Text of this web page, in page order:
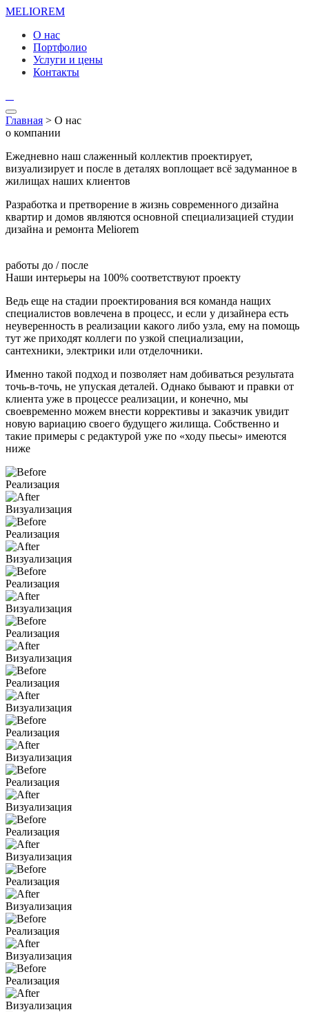
MELIOREM
О нас
Портфолио
Услуги и цены
Контакты
Главная > О нас
о компании
Ежедневно наш слаженный коллектив проектирует,
визуализирует и после в деталях воплощает всё задуманное в
жилищах наших клиентов
Разработка и претворение в жизнь современного дизайна
квартир и домов являются основной специализацией студии
дизайна и ремонта Meliorem
работы до / после
Наши интерьеры на 100% соответствуют проекту
Ведь еще на стадии проектирования вся команда нащих
специалистов вовлечена в процесс, и если у дизайнера есть
неуверенность в реализации какого либо узла, ему на помощь
тут же приходят коллеги по узкой специализации,
сантехники, электрики или отделочники.
Именно такой подход и позволяет нам добиваться результата
точь-в-точь, не упуская деталей. Однако бывают и правки от
клиента уже в процессе реализации, и конечно, мы
своевременно можем внести коррективы и заказчик увидит
новую вариацию своего будущего жилища. Собственно и
такие примеры с редактурой уже по «ходу пьесы» имеются
ниже
Реализация
Визуализация
Реализация
Визуализация
Реализация
Визуализация
Реализация
Визуализация
Реализация
Визуализация
Реализация
Визуализация
Реализация
Визуализация
Реализация
Визуализация
Реализация
Визуализация
Реализация
Визуализация
Реализация
Визуализация